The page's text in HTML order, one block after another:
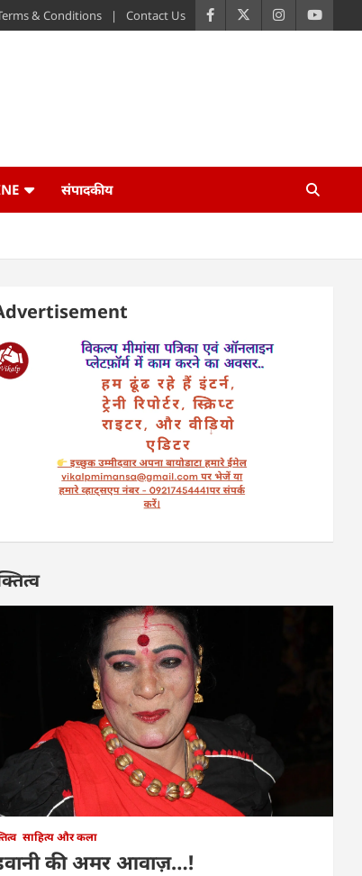
& Conditions Contact Us
संपादकीय
साहित्य और कला
की अमर आवाज़…!